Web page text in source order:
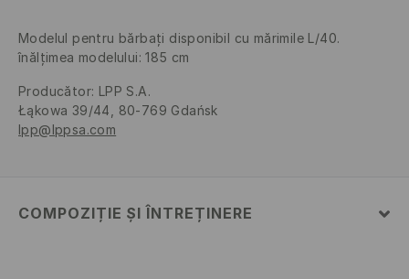
Modelul pentru bărbați disponibil cu mărimile L/40.
înălțimea modelului: 185 cm
Producător: LPP S.A.
Łąkowa 39/44, 80-769 Gdańsk
lpp@lppsa.com
COMPOZIȚIE ȘI ÎNTREȚINERE